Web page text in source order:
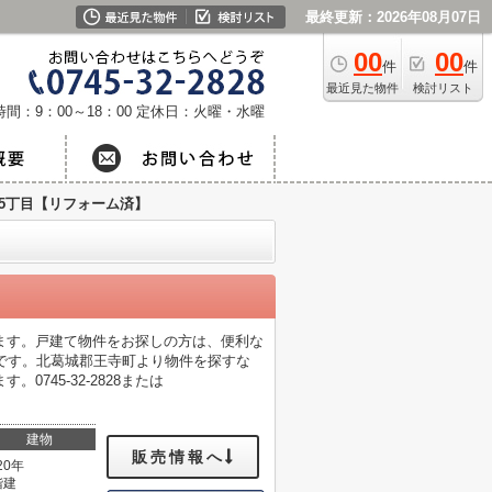
最終更新：2026年08月07日
00件
最近見た物件
00件
検討リスト
間：9：00～18：00 定休日：火曜・水曜
目【リフォーム済】
。戸建て物件をお探しの方は、便利な
。北葛城郡王寺町より物件を探すな
。0745-32-2828または
建物
年
建
販売情報へ